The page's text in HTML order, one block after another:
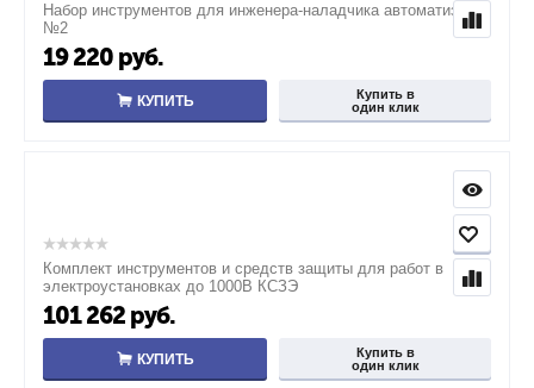
Набор инструментов для инженера-наладчика автоматизации
№2
19 220 руб.
КУПИТЬ
Купить в
один клик
Комплект инструментов и средств защиты для работ в
электроустановках до 1000В КСЗЭ
101 262 руб.
КУПИТЬ
Купить в
один клик